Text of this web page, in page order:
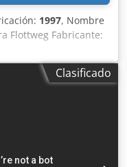
1997, Nombre
Flottweg Fabricante:
1997
sedimentos
tambor: 4000 rpm
Clasificado